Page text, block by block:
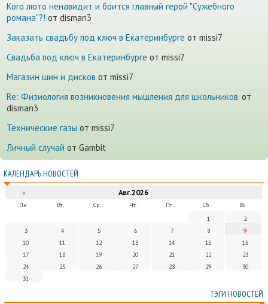
Кого люто ненавидит и боится главный герой "Сужебного
романа"?! от disman3
Заказать свадьбу под ключ в Екатеринбурге от missi7
Cвадьба под ключ в Екатеринбурге от missi7
Магазин шин и дисков от missi7
Re: Физиология возникновения мышления для школьников. от
disman3
Технические газы от missi7
Личный случай от Gambit
КАЛЕНДАРЬ НОВОСТЕЙ
« Авг.2026
Пн. Вт. Ср. Чт. Пт. Сб.
Вс.
1
2
3
4 5 6 7 8
9
10
11 12 13 14 15
16
17
18 19 20 21 22
23
24
25 26 27 28 29
30
31
ТЭГИ НОВОСТЕЙ